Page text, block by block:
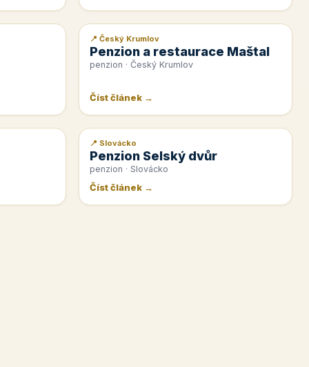
📰 PR článek
📍 Český Krumlov
Penzion a restaurace Maštal
penzion · Český Krumlov
Číst článek →
📰 PR článek
📍 Slovácko
Penzion Selský dvůr
penzion · Slovácko
Číst článek →